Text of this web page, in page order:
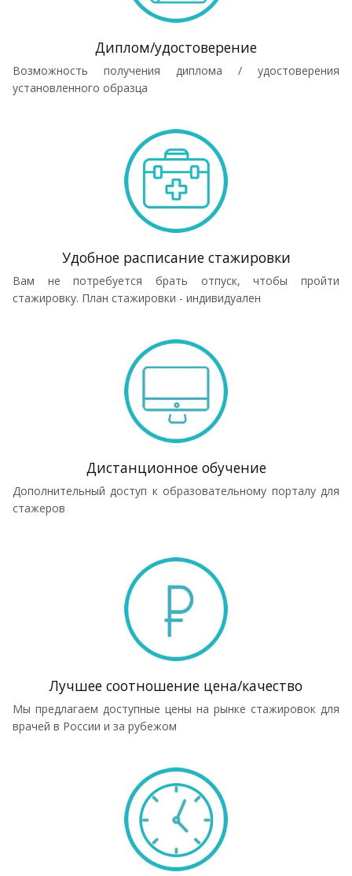
Диплом/удостоверение
Возможность получения диплома / удостоверения
установленного образца
Удобное расписание стажировки
Вам не потребуется брать отпуск, чтобы пройти
стажировку. План стажировки - индивидуален
Дистанционное обучение
Дополнительный доступ к образовательному порталу для
стажеров
Лучшее соотношение цена/качество
Мы предлагаем доступные цены на рынке стажировок для
врачей в России и за рубежом